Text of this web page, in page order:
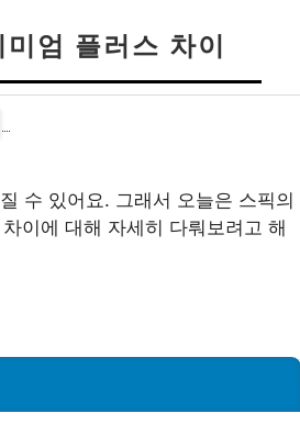
엄 플러스 차이
수 있어요. 그래서 오늘은 스픽의
이에 대해 자세히 다뤄보려고 해